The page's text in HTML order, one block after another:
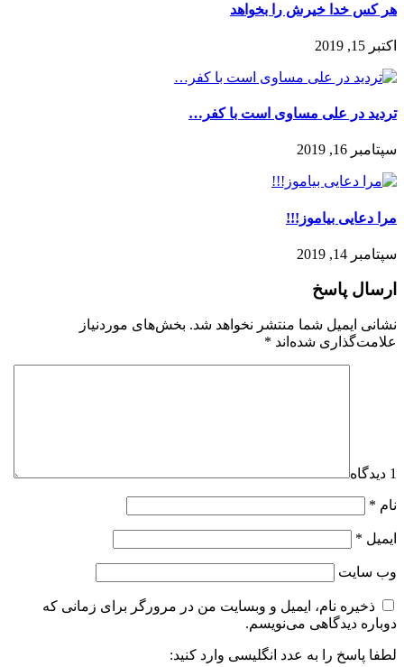
هر کس خدا خیرش را بخواهد
اکتبر 15, 2019
تردید در علی مساوی است با کفر…
سپتامبر 16, 2019
مرا دعايى بياموز!!!
سپتامبر 14, 2019
ارسال پاسخ
نشانی ایمیل شما منتشر نخواهد شد. بخش‌های موردنیاز
علامت‌گذاری شده‌اند *
1 دیدگاه
نام *
ایمیل *
وب‌ سایت
ذخیره نام، ایمیل و وبسایت من در مرورگر برای زمانی که
دوباره دیدگاهی می‌نویسم.
لطفا پاسخ را به عدد انگلیسی وارد کنید: